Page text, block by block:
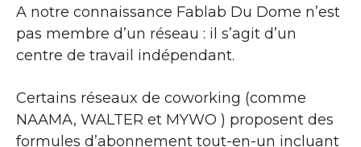
A notre connaissance Fablab Du Dome n’est
pas membre d’un réseau : il s’agit d’un
centre de travail indépendant.
Certains réseaux de coworking (comme
NAAMA, WALTER et MYWO ) proposent des
formules d’abonnement tout-en-un incluant